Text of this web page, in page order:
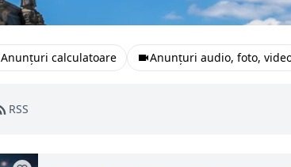
Anunțuri calculatoare Anunțuri audio, foto,
RSS